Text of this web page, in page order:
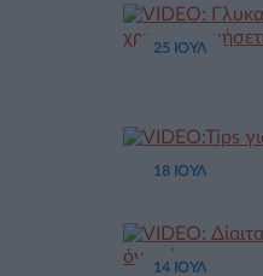
25 ΙΟΥΛ
18 ΙΟΥΛ
14 ΙΟΥΛ